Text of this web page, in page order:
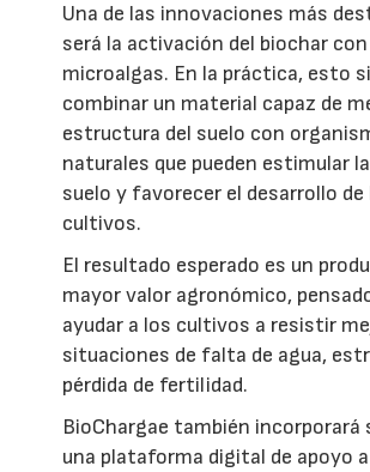
Una de las innovaciones más
será la activación del biochar con
microalgas. En la práctica, esto
combinar un material capaz de
estructura del suelo con
naturales que pueden estimular
suelo y favorecer el desarrollo de
cultivos.
El resultado esperado es un
mayor valor agronómico,
ayudar a los cultivos a resistir
situaciones de falta de agua,
pérdida de fertilidad.
BioChargae también incorporará
una plataforma digital de apoyo